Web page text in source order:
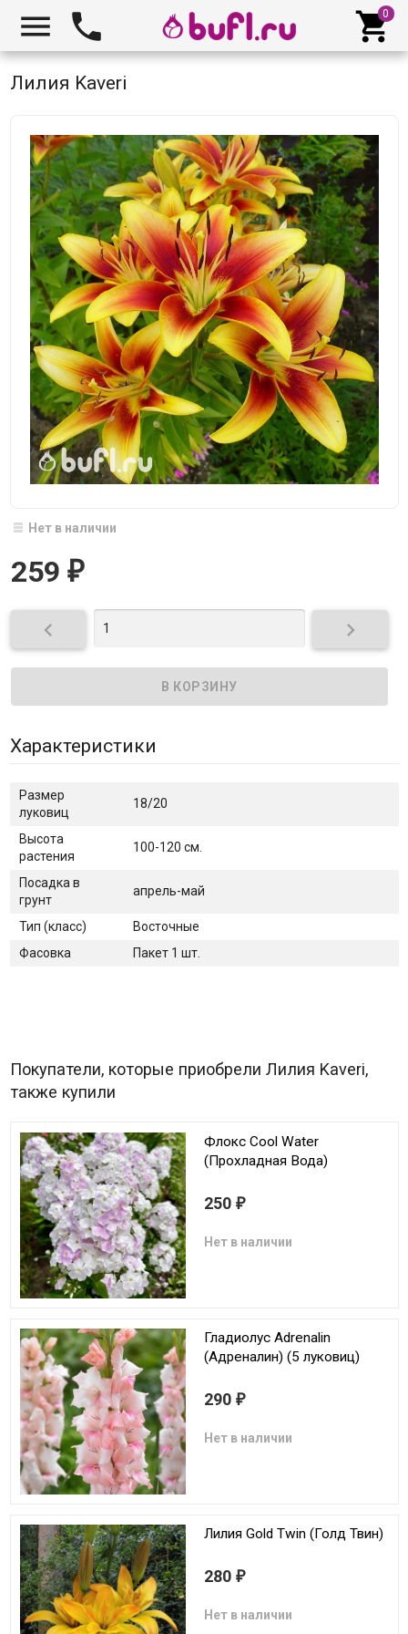
  
Лилия Kaveri
Нет в наличии
259 ₽
 
Характеристики
Размер
луковиц
18/20
Высота
растения
100-120 см.
Посадка в
грунт
апрель-май
Тип (класс)
Восточные
Фасовка
Пакет 1 шт.
Покупатели, которые приобрели Лилия Kaveri,
также купили
Флокс Cool Water
(Прохладная Вода)
250 ₽
Нет в наличии
Гладиолус Adrenalin
(Адреналин) (5 луковиц)
290 ₽
Нет в наличии
Лилия Gold Twin (Голд Твин)
280 ₽
Нет в наличии